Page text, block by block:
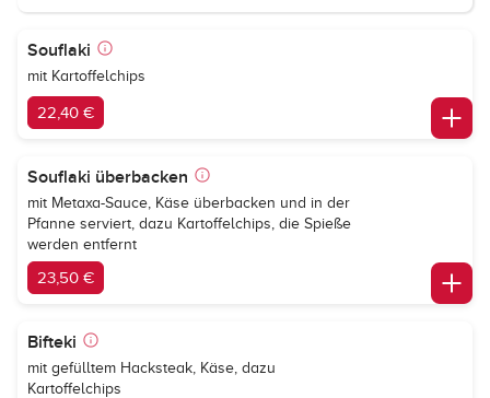
Souflaki
mit Kartoffelchips
22,40 €
Souflaki überbacken
mit Metaxa-Sauce, Käse überbacken und in der
Pfanne serviert, dazu Kartoffelchips, die Spieße
werden entfernt
23,50 €
Bifteki
mit gefülltem Hacksteak, Käse, dazu
Kartoffelchips